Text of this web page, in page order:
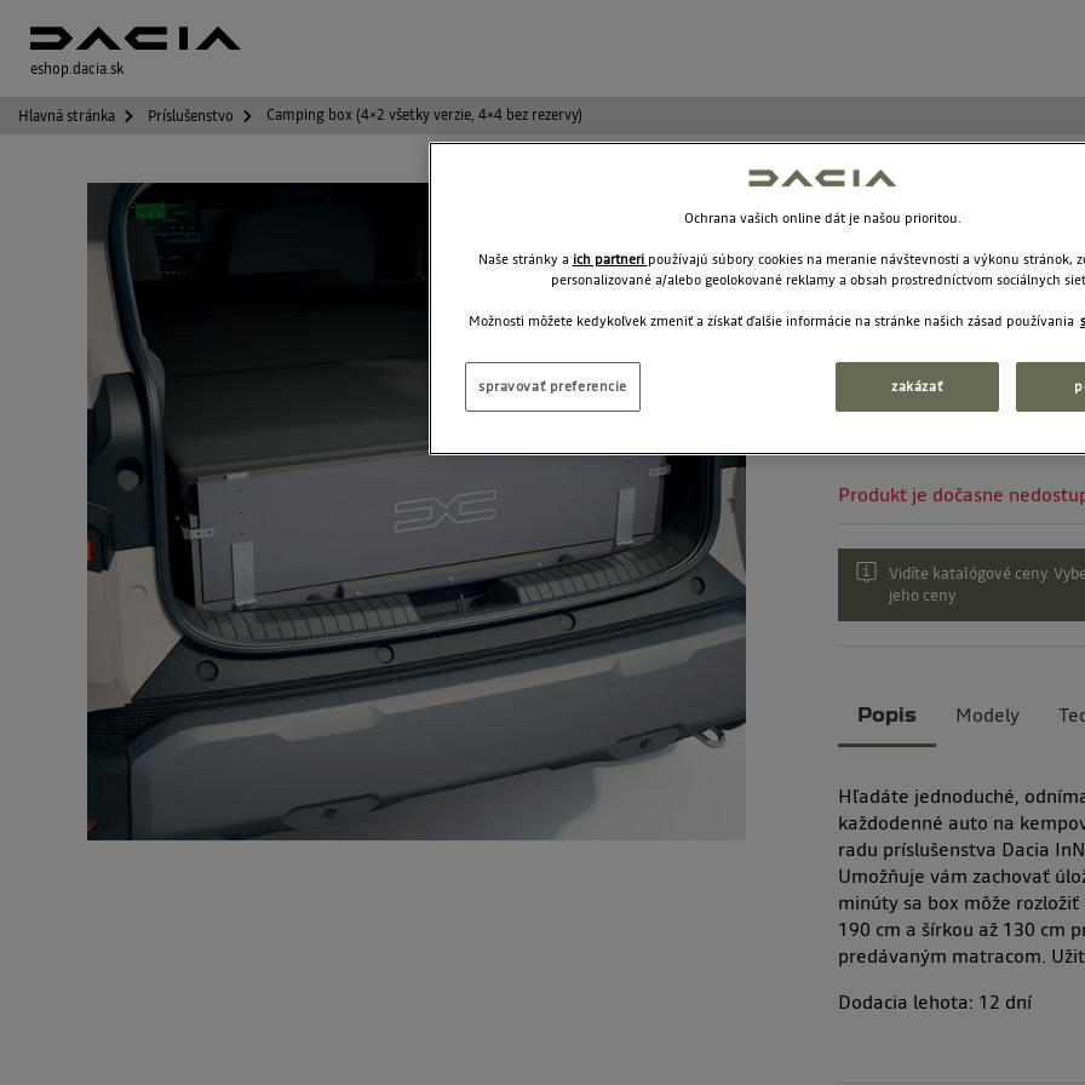
eshop.dacia.sk
Hlavná stránka Príslušenstvo Camping box (4×2 všetky verzie, 4×4 bez rezervy)
Camping
bez rezervy)
984238863R
Odporučená cena: 1
Produkt je dočasne
Vidíte katalógové ceny.
jeho ceny
Popis Modely
Hľadáte jednoduché,
každodenné auto na
radu príslušenstva Dacia
Umožňuje vám zachovať
minúty sa box môže
190 cm a šírkou až 130 cm
predávaným matracom.
Dodacia lehota: 12 dní
Ochrana vašich online dát je našou prioritou.
Naše stránky a ich partneri používajú súbory cookies na meranie návštevnosti a výkonu stránok,
personalizované a/alebo geolokované reklamy a obsah prostredníctvom sociálnych
Možnosti môžete kedykoľvek zmeniť a získať ďalšie informácie na stránke našich zásad používania
zakázať
spravovať preferencie